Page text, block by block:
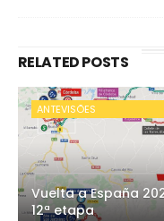
RELATED POSTS
ANTEVISÕES
Vuelta a España
12ª etapa